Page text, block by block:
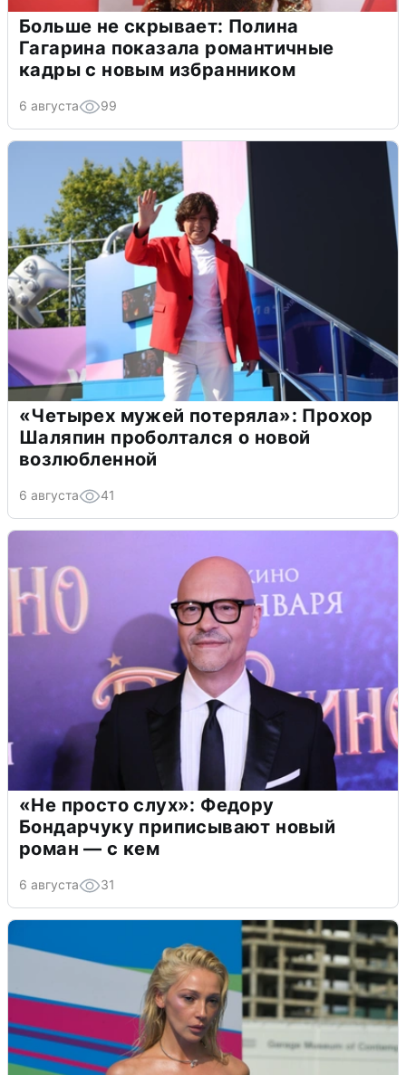
Больше не скрывает: Полина
Гагарина показала романтичные
кадры с новым избранником
6 августа 99
«Четырех мужей потеряла»: Прохор
Шаляпин проболтался о новой
возлюбленной
6 августа 41
«Не просто слух»: Федору
Бондарчуку приписывают новый
роман — с кем
6 августа 31